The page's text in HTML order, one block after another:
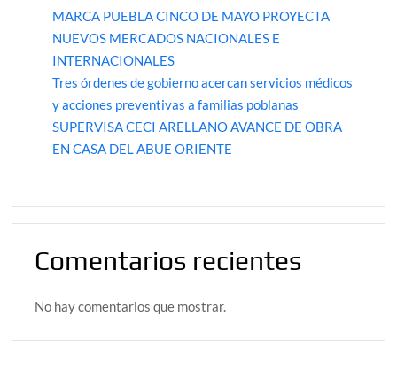
MARCA PUEBLA CINCO DE MAYO PROYECTA
NUEVOS MERCADOS NACIONALES E
INTERNACIONALES
Tres órdenes de gobierno acercan servicios médicos
y acciones preventivas a familias poblanas
SUPERVISA CECI ARELLANO AVANCE DE OBRA
EN CASA DEL ABUE ORIENTE
Comentarios recientes
No hay comentarios que mostrar.